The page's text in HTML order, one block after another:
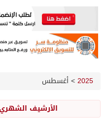
2025
>أغسطس
الأرشيف الشهري